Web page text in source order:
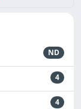
ND
4
4